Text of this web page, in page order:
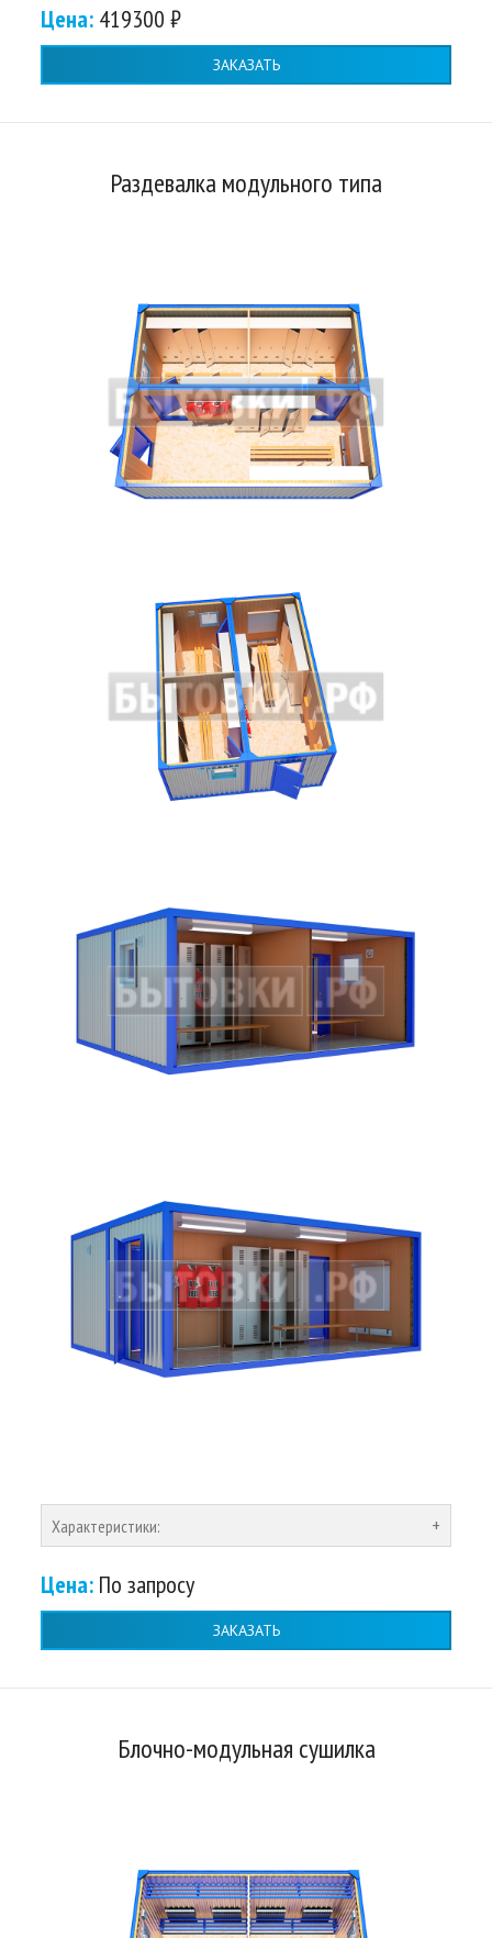
Цена: 419300 ₽
ЗАКАЗАТЬ
Раздевалка модульного типа
Характеристики:
Цена: По запросу
ЗАКАЗАТЬ
Блочно-модульная сушилка